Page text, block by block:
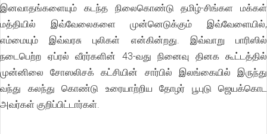
இனவாதங்களையும் கடந்த நிலைகொண்டு தமிழ்-சிங்கள மக்கள்
மத்தியில் இவ்வேலைகளை முன்னெடுக்கும் இவ்வேளையில்,
எம்மையும் இவ்வரசு புலிகள் என்கின்றது. இவ்வாறு பாரிஸில்
நடைபெற்ற ஏப்ரல் வீரர்களின் 43-வது நினைவு தினக கூட்டத்தில்
முன்னிலை சோஸலிசக் கட்சியின் சார்பில் இலங்கையில் இருந்து
வந்து கலந்து கொண்டு உரையாற்றிய தோழர் பூபுடு ஜெயக்கொட
அவர்கள் குறிப்பிட்டார்கள்.